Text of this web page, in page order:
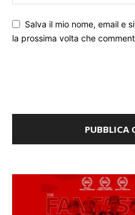
Salva il mio nome, email e
la prossima volta che